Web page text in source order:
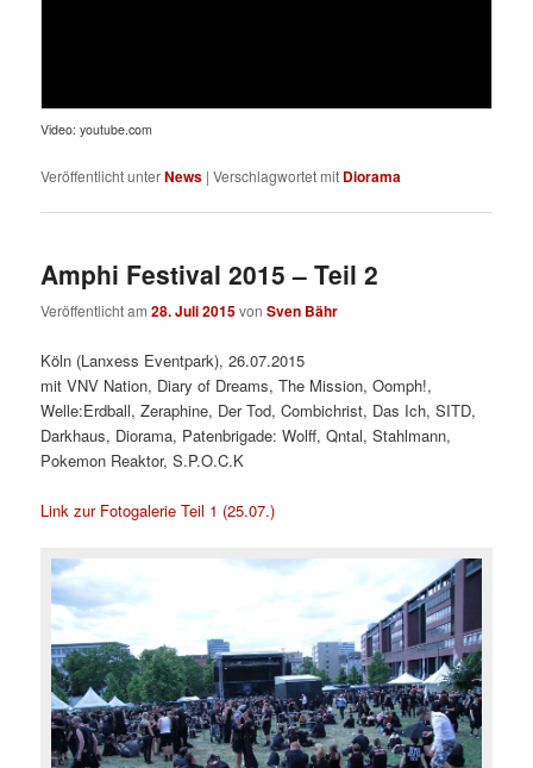
Video: youtube.com
Veröffentlicht unterNews |Verschlagwortet mit Diorama
Amphi Festival 2015 – Teil 2
Veröffentlicht am28. Juli 2015vonSven Bähr
Köln (Lanxess Eventpark), 26.07.2015
mit VNV Nation, Diary of Dreams, The Mission, Oomph!,
Welle:Erdball, Zeraphine, Der Tod, Combichrist, Das Ich, SITD,
Darkhaus, Diorama, Patenbrigade: Wolff, Qntal, Stahlmann,
Pokemon Reaktor, S.P.O.C.K
Link zur Fotogalerie Teil 1 (25.07.)